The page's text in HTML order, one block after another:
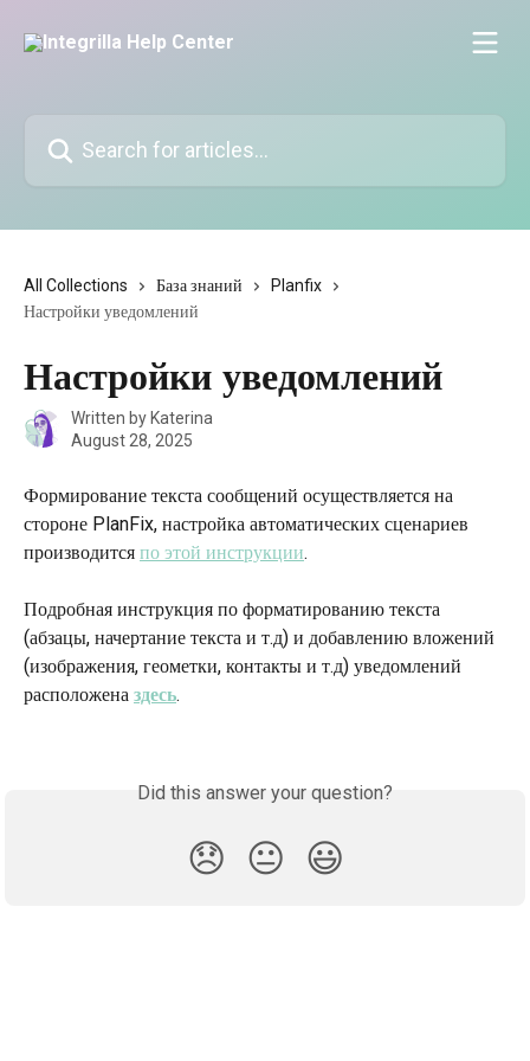
All Collections База знаний
Planfix
Настройки уведомлений
Настройки уведомлений
Written by Katerina
August 28, 2025
Формирование текста сообщений осуществляется на
стороне PlanFix, настройка автоматических сценариев
производится по этой инструкции.
Подробная инструкция по форматированию текста
(абзацы, начертание текста и т.д) и добавлению вложений
(изображения, геометки, контакты и т.д) уведомлений
расположена здесь.
Did this answer your question?
😞 😐 😃